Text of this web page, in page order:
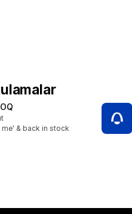
& back in stock